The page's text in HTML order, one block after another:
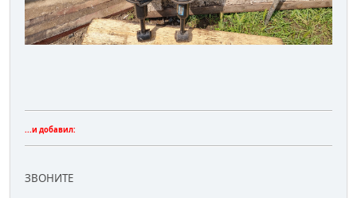
...и добавил:
ЗВОНИТЕ